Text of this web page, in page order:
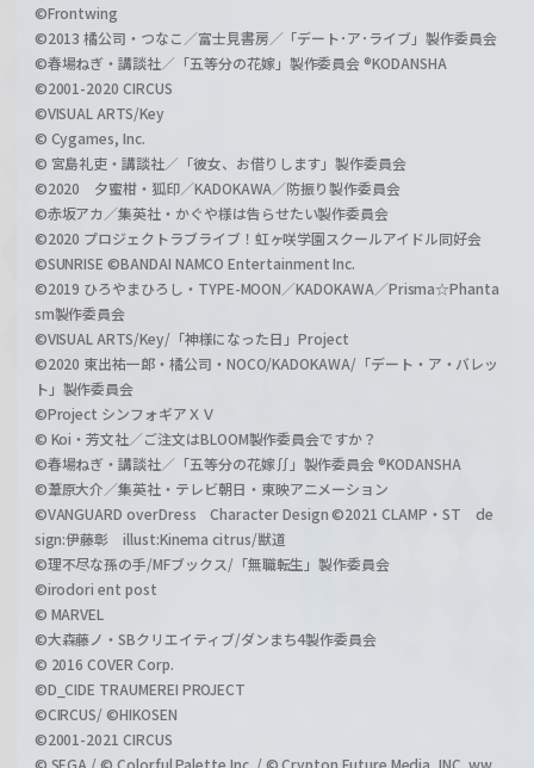
©Frontwing
©2013 橘公司・つなこ／富士見書房／「デート･ア･ライブ」製作委員会
©春場ねぎ・講談社／「五等分の花嫁」製作委員会 ®KODANSHA
©2001-2020 CIRCUS
©VISUAL ARTS/Key
© Cygames, Inc.
© 宮島礼吏・講談社／「彼女、お借りします」製作委員会
©2020 夕蜜柑・狐印／KADOKAWA／防振り製作委員会
©赤坂アカ／集英社・かぐや様は告らせたい製作委員会
©2020 プロジェクトラブライブ！虹ヶ咲学園スクールアイドル同好会
©SUNRISE ©BANDAI NAMCO Entertainment Inc.
©2019 ひろやまひろし・TYPE-MOON／KADOKAWA／Prisma☆Phanta
sm製作委員会
©VISUAL ARTS/Key/「神様になった日」Project
©2020 東出祐一郎・橘公司・NOCO/KADOKAWA/「デート・ア・バレッ
ト」製作委員会
©Project シンフォギアＸＶ
© Koi・芳文社／ご注文はBLOOM製作委員会ですか？
©春場ねぎ・講談社／「五等分の花嫁∬」製作委員会 ®KODANSHA
©葦原大介／集英社・テレビ朝日・東映アニメーション
©VANGUARD overDress Character Design ©2021 CLAMP・ST de
sign:伊藤彰 illust:Kinema citrus/獣道
©理不尽な孫の手/MFブックス/「無職転生」製作委員会
©irodori ent post
© MARVEL
©大森藤ノ・SBクリエイティブ/ダンまち4製作委員会
© 2016 COVER Corp.
©D_CIDE TRAUMEREI PROJECT
©CIRCUS/ ©HIKOSEN
©2001-2021 CIRCUS
© SEGA / © Colorful Palette Inc. / © Crypton Future Media, INC. ww